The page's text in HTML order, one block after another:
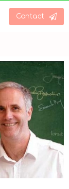
Contact